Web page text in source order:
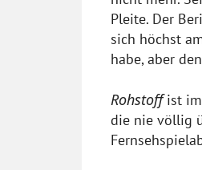
Pleite. Der
sich höchst
habe, aber
Rohstoffist
die nie völlig